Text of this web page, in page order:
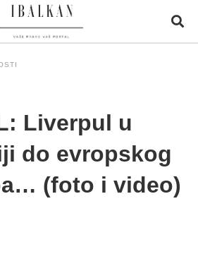
Liverpul u
do evropskog
(foto i video)